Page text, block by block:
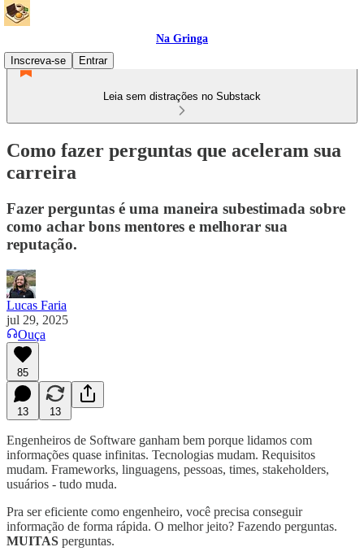
Na Gringa
Inscreva-se
Entrar
Leia sem distrações no Substack
Como fazer perguntas que aceleram sua
carreira
Fazer perguntas é uma maneira subestimada sobre
como achar bons mentores e melhorar sua
reputação.
Lucas Faria
jul 29, 2025
Ouça
85
13 13
Engenheiros de Software ganham bem porque lidamos com
informações quase infinitas. Tecnologias mudam. Requisitos
mudam. Frameworks, linguagens, pessoas, times, stakeholders,
usuários - tudo muda.
Pra ser eficiente como engenheiro, você precisa conseguir
informação de forma rápida. O melhor jeito? Fazendo perguntas.
MUITAS perguntas.